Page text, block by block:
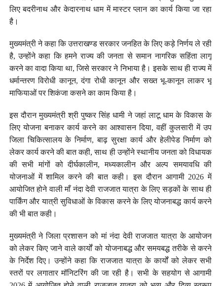
लिए बदरीनाथ और केदारनाथ धाम में मास्टर प्लान का कार्य किया जा रहा
है।
मुख्यमंत्री ने कहा कि उत्तराखण्ड सरकार जनहित के लिए कड़े निर्णय ले रही
है, उन्होंने कहा कि हमने राज्य की जनता से समान नागरिक सहिंता लागू
करने का वादा किया था, जिसे सरकार ने निभाया है। इसके साथ ही राज्य में
धर्मान्तरण विरोधी कानून, दंगा रोधी कानून और सख्त भू-कानून लाकर भू
माफियाओं पर शिकंजा कसने का काम किया है।
इस दौरान मुख्यमंत्री श्री पुष्कर सिंह धामी ने जहां लाटू धाम के विकास के
लिए योजना बनाकर कार्य करने का आश्वासन दिया, वहीं कुलसारी में उप
जिला चिकित्सालय के निर्माण, बाढ़ सुरक्षा कार्य और हेलीपेड निर्माण को
लेकर कार्य करने की बात कही, साथ ही उन्होंने स्थानीय जनता को विधायक
की सभी मांगों को दीर्घकालीन, मध्यकालीन और अल्प समयावधि की
योजनाओं में शामिल करने की बात कही। इस दौरान आगामी 2026 में
आयोजित होने वाली माँ नंदा देवी राजजात यात्रा के लिए सड़कों के साथ ही
पार्किंग और यात्री सुविधाओं के विकास करने के लिए योजनाबद्ध कार्य करने
की भी बात कही।
मुख्यमंत्री ने जिला प्रशासन को मां नंदा देवी राजजात यात्रा के आयोजन
को लेकर किए जाने वाले कार्यों को योजनाबद्ध और समयबद्ध तरीके से करने
के निर्देश दिए। उन्होंने कहा कि राजजात यात्रा के कार्यों को लेकर सभी
स्तरों पर लगातार मॉनिटरिंग की जा रही है। सभी के सहयोग से आगामी